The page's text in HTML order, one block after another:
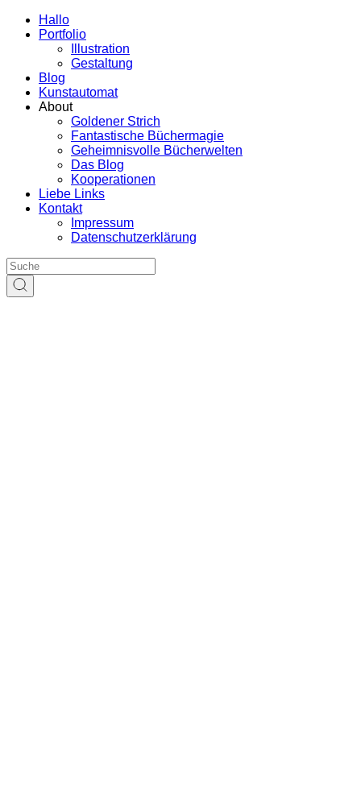
Hallo
Portfolio
Illustration
Gestaltung
Blog
Kunstautomat
About
Goldener Strich
Fantastische Büchermagie
Geheimnisvolle Bücherwelten
Das Blog
Kooperationen
Liebe Links
Kontakt
Impressum
Datenschutzerklärung